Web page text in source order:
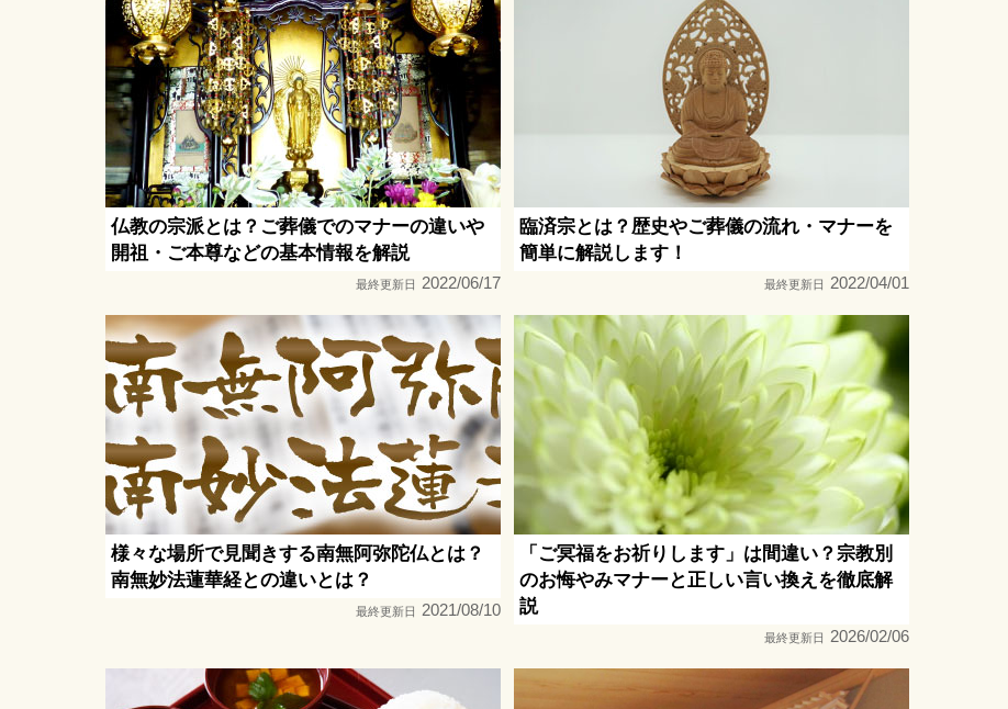
仏教の宗派とは？ご葬儀でのマナーの違いや
開祖・ご本尊などの基本情報を解説
最終更新日 2022/06/17
臨済宗とは？歴史やご葬儀の流れ・マナーを
簡単に解説します！
最終更新日 2022/04/01
様々な場所で見聞きする南無阿弥陀仏とは？
南無妙法蓮華経との違いとは？
最終更新日 2021/08/10
「ご冥福をお祈りします」は間違い？宗教別
のお悔やみマナーと正しい言い換えを徹底解
説
最終更新日 2026/02/06